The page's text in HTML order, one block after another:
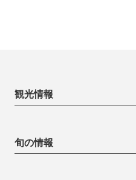
観光情報
旬の情報